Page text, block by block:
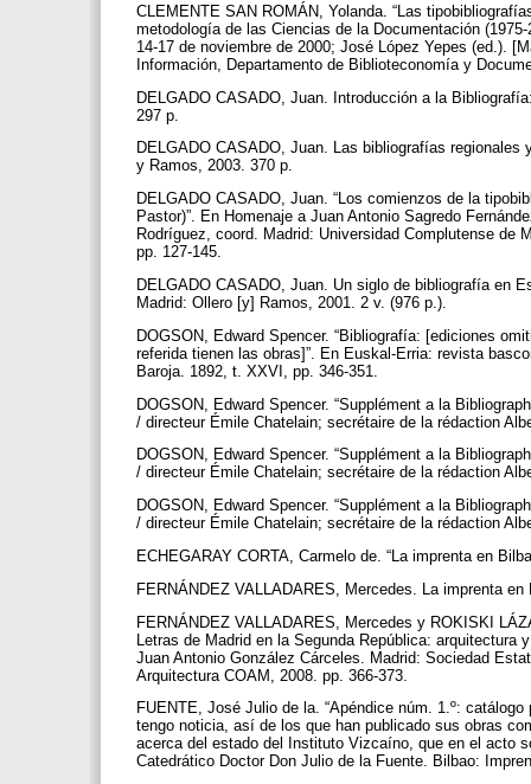
CLEMENTE SAN ROMÁN, Yolanda. “Las
metodología de las Ciencias de la Documentación
14-17 de noviembre de 2000; José López Yepes (ed.).
Información, Departamento de Biblioteconomía y
DELGADO CASADO, Juan. Introducción a la
297 p.
DELGADO CASADO, Juan. Las bibliografías
y Ramos, 2003. 370 p.
DELGADO CASADO, Juan. “Los comienzos de la
Pastor)”. En Homenaje a Juan Antonio Sagredo
Rodríguez, coord. Madrid: Universidad Complutense de
pp. 127-145.
DELGADO CASADO, Juan. Un siglo de bibliografía en
Madrid: Ollero [y] Ramos, 2001. 2 v. (976 p.).
DOGSON, Edward Spencer. “Bibliografía: [ediciones
referida tienen las obras]”. En Euskal-Erria: revista
Baroja. 1892, t. XXVI, pp. 346-351.
DOGSON, Edward Spencer. “Supplément a la
/ directeur Émile Chatelain; secrétaire de la rédaction
DOGSON, Edward Spencer. “Supplément a la
/ directeur Émile Chatelain; secrétaire de la rédaction
DOGSON, Edward Spencer. “Supplément a la
/ directeur Émile Chatelain; secrétaire de la rédaction
ECHEGARAY CORTA, Carmelo de. “La imprenta en
FERNÁNDEZ VALLADARES, Mercedes. La imprenta
FERNÁNDEZ VALLADARES, Mercedes y ROKISKI
Letras de Madrid en la Segunda República:
Juan Antonio González Cárceles. Madrid: Sociedad
Arquitectura COAM, 2008. pp. 366-373.
FUENTE, José Julio de la. “Apéndice núm. 1.º:
tengo noticia, así de los que han publicado sus obras
acerca del estado del Instituto Vizcaíno, que en el acto
Catedrático Doctor Don Julio de la Fuente. Bilbao: